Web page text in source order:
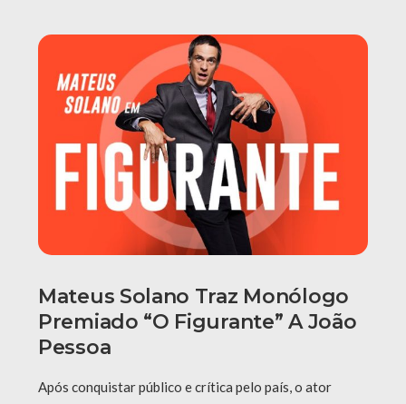
Mateus Solano Traz Monólogo
Premiado “O Figurante” A João
Pessoa
Após conquistar público e crítica pelo país, o ator